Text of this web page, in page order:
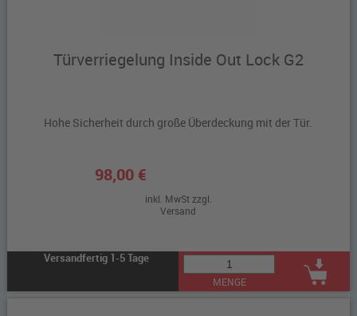
Türverriegelung Inside Out Lock G2
Hohe Sicherheit durch große Überdeckung mit der Tür.
98,00 €
inkl. MwSt zzgl.
Versand
Versandfertig 1-5 Tage
MENGE